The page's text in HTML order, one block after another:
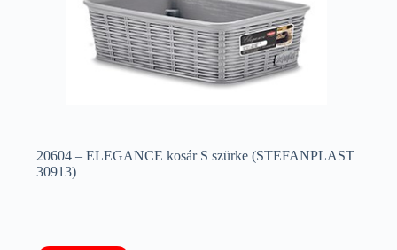
20604 – ELEGANCE kosár S szürke (STEFANPLAST
30913)